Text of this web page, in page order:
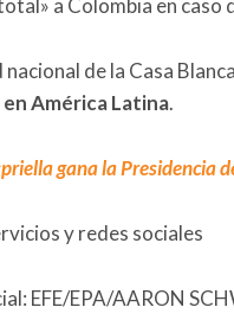
a Colombia en caso
de la Casa Blanca
América Latina.
gana la Presidencia
y redes sociales
EFE/EPA/AARON